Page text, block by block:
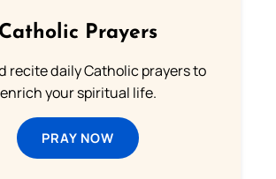
Catholic Prayers
recite daily Catholic prayers to
enrich your spiritual life.
PRAY NOW